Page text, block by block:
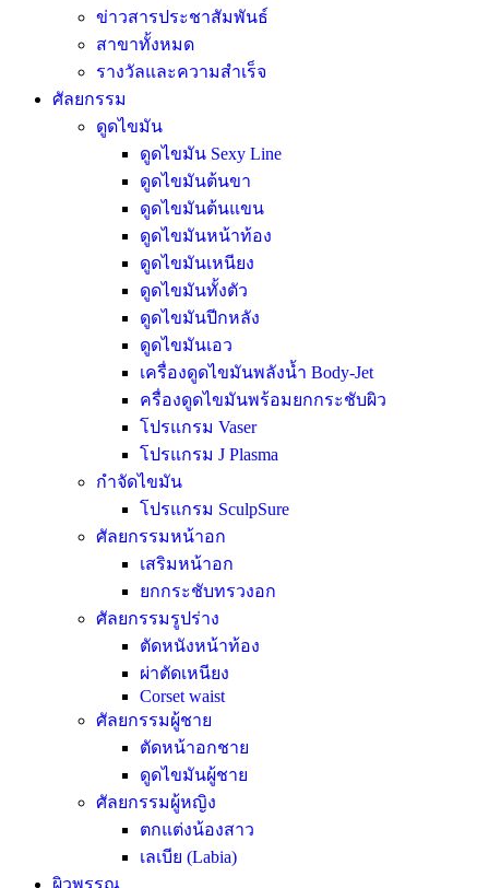
ข่าวสารประชาสัมพันธ์
สาขาทั้งหมด
รางวัลและความสำเร็จ
ศัลยกรรม
ดูดไขมัน
ดูดไขมัน Sexy Line
ดูดไขมันต้นขา
ดูดไขมันต้นแขน
ดูดไขมันหน้าท้อง
ดูดไขมันเหนียง
ดูดไขมันทั้งตัว
ดูดไขมันปีกหลัง
ดูดไขมันเอว
เครื่องดูดไขมันพลังน้ำ Body-Jet
ครื่องดูดไขมันพร้อมยกกระชับผิว
โปรแกรม Vaser
โปรแกรม J Plasma
กำจัดไขมัน
โปรแกรม SculpSure
ศัลยกรรมหน้าอก
เสริมหน้าอก
ยกกระชับทรวงอก
ศัลยกรรมรูปร่าง
ตัดหนังหน้าท้อง
ผ่าตัดเหนียง
Corset waist
ศัลยกรรมผู้ชาย
ตัดหน้าอกชาย
ดูดไขมันผู้ชาย
ศัลยกรรมผู้หญิง
ตกแต่งน้องสาว
เลเบีย (Labia)
ผิวพรรณ